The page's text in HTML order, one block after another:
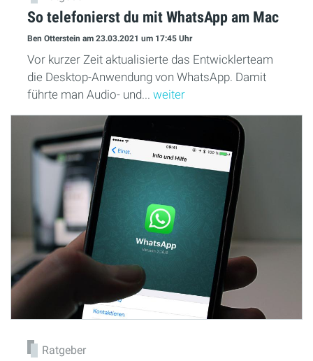
So telefonierst du mit WhatsApp am Mac
Ben Otterstein am 23.03.2021 um 17:45 Uhr
Vor kurzer Zeit aktualisierte das Entwicklerteam
die Desktop-Anwendung von WhatsApp. Damit
führte man Audio- und... weiter
Ratgeber